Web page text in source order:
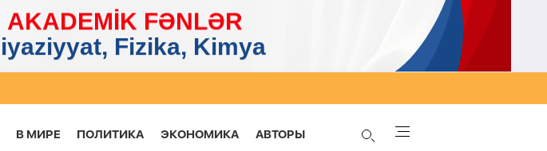
В МИРЕ ПОЛИТИКА ЭКОНОМИКА AВТОРЫ